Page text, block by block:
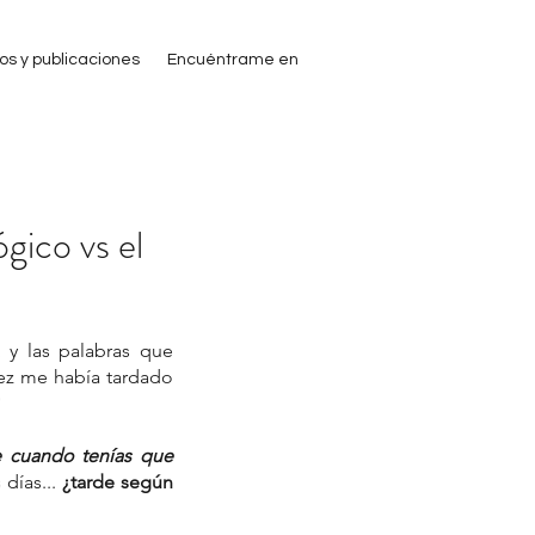
y publicaciones Encuéntrame en
vs el
las palabras que
me había tardado
cuando tenías que
¿tarde según